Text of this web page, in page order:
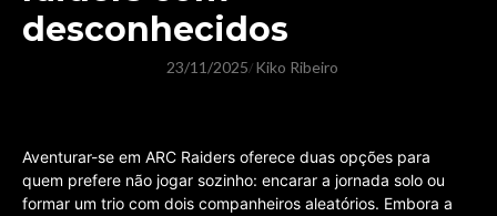
desconhecidos
23/11/2025/ Kiko Ribeiro
Aventurar-se em ARC Raiders oferece duas opções para
quem prefere não jogar sozinho: encarar a jornada solo ou
formar um trio com dois companheiros aleatórios. Embora a